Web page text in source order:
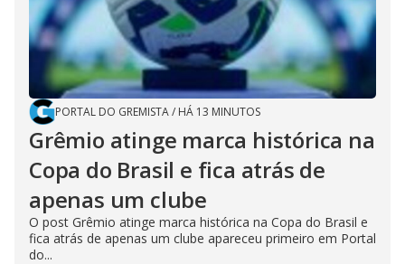
PORTAL DO GREMISTA/ HÁ 13 MINUTOS
Grêmio atinge marca histórica na
Copa do Brasil e fica atrás de
apenas um clube
O post Grêmio atinge marca histórica na Copa do Brasil e
fica atrás de apenas um clube apareceu primeiro em Portal
do...